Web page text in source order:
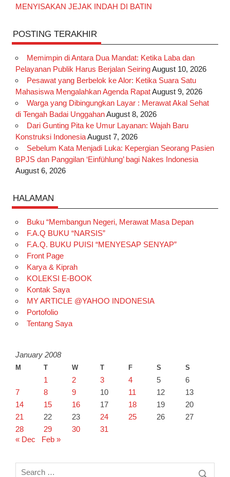
MENYISAKAN JEJAK INDAH DI BATIN
POSTING TERAKHIR
Memimpin di Antara Dua Mandat: Ketika Laba dan
Pelayanan Publik Harus Berjalan SeiringAugust 10, 2026
Pesawat yang Berbelok ke Alor: Ketika Suara Satu
Mahasiswa Mengalahkan Agenda RapatAugust 9, 2026
Warga yang Dibingungkan Layar : Merawat Akal Sehat
di Tengah Badai UnggahanAugust 8, 2026
Dari Gunting Pita ke Umur Layanan: Wajah Baru
Konstruksi IndonesiaAugust 7, 2026
Sebelum Kata Menjadi Luka: Kepergian Seorang Pasien
BPJS dan Panggilan ‘Einfühlung’ bagi Nakes Indonesia
August 6, 2026
HALAMAN
Buku “Membangun Negeri, Merawat Masa Depan
F.A.Q BUKU “NARSIS”
F.A.Q. BUKU PUISI “MENYESAP SENYAP”
Front Page
Karya & Kiprah
KOLEKSI E-BOOK
Kontak Saya
MY ARTICLE @YAHOO INDONESIA
Portofolio
Tentang Saya
January 2008
M T W T F S S
1 2 3 4 5
6
7
8 9 10 11 12
13
14
15 16 17 18 19
20
21
22 23 24 25 26
27
28
29 30
31
« Dec
Feb »